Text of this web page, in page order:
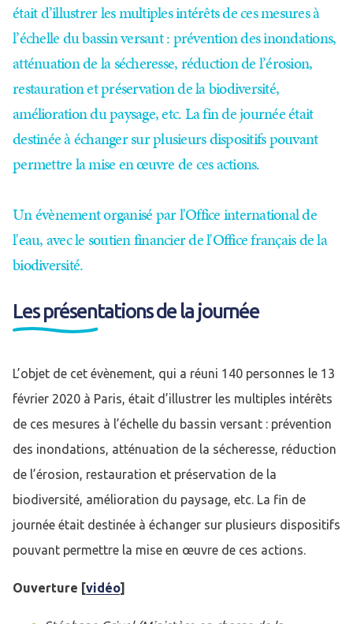
était d’illustrer les multiples intérêts de ces mesures à
l’échelle du bassin versant : prévention des inondations,
atténuation de la sécheresse, réduction de l’érosion,
restauration et préservation de la biodiversité,
amélioration du paysage, etc. La fin de journée était
destinée à échanger sur plusieurs dispositifs pouvant
permettre la mise en œuvre de ces actions.
Un évènement organisé par l'Office international de
l'eau, avec le soutien financier de l'Office français de la
biodiversité.
Les présentations de la journée
L’objet de cet évènement, qui a réuni 140 personnes le 13
février 2020 à Paris, était d’illustrer les multiples intérêts
de ces mesures à l’échelle du bassin versant : prévention
des inondations, atténuation de la sécheresse, réduction
de l’érosion, restauration et préservation de la
biodiversité, amélioration du paysage, etc. La fin de
journée était destinée à échanger sur plusieurs dispositifs
pouvant permettre la mise en œuvre de ces actions.
Ouverture [vidéo]